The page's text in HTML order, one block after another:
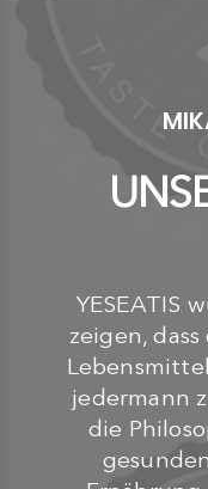
YESEATIS
zeigen,
jedermann
die